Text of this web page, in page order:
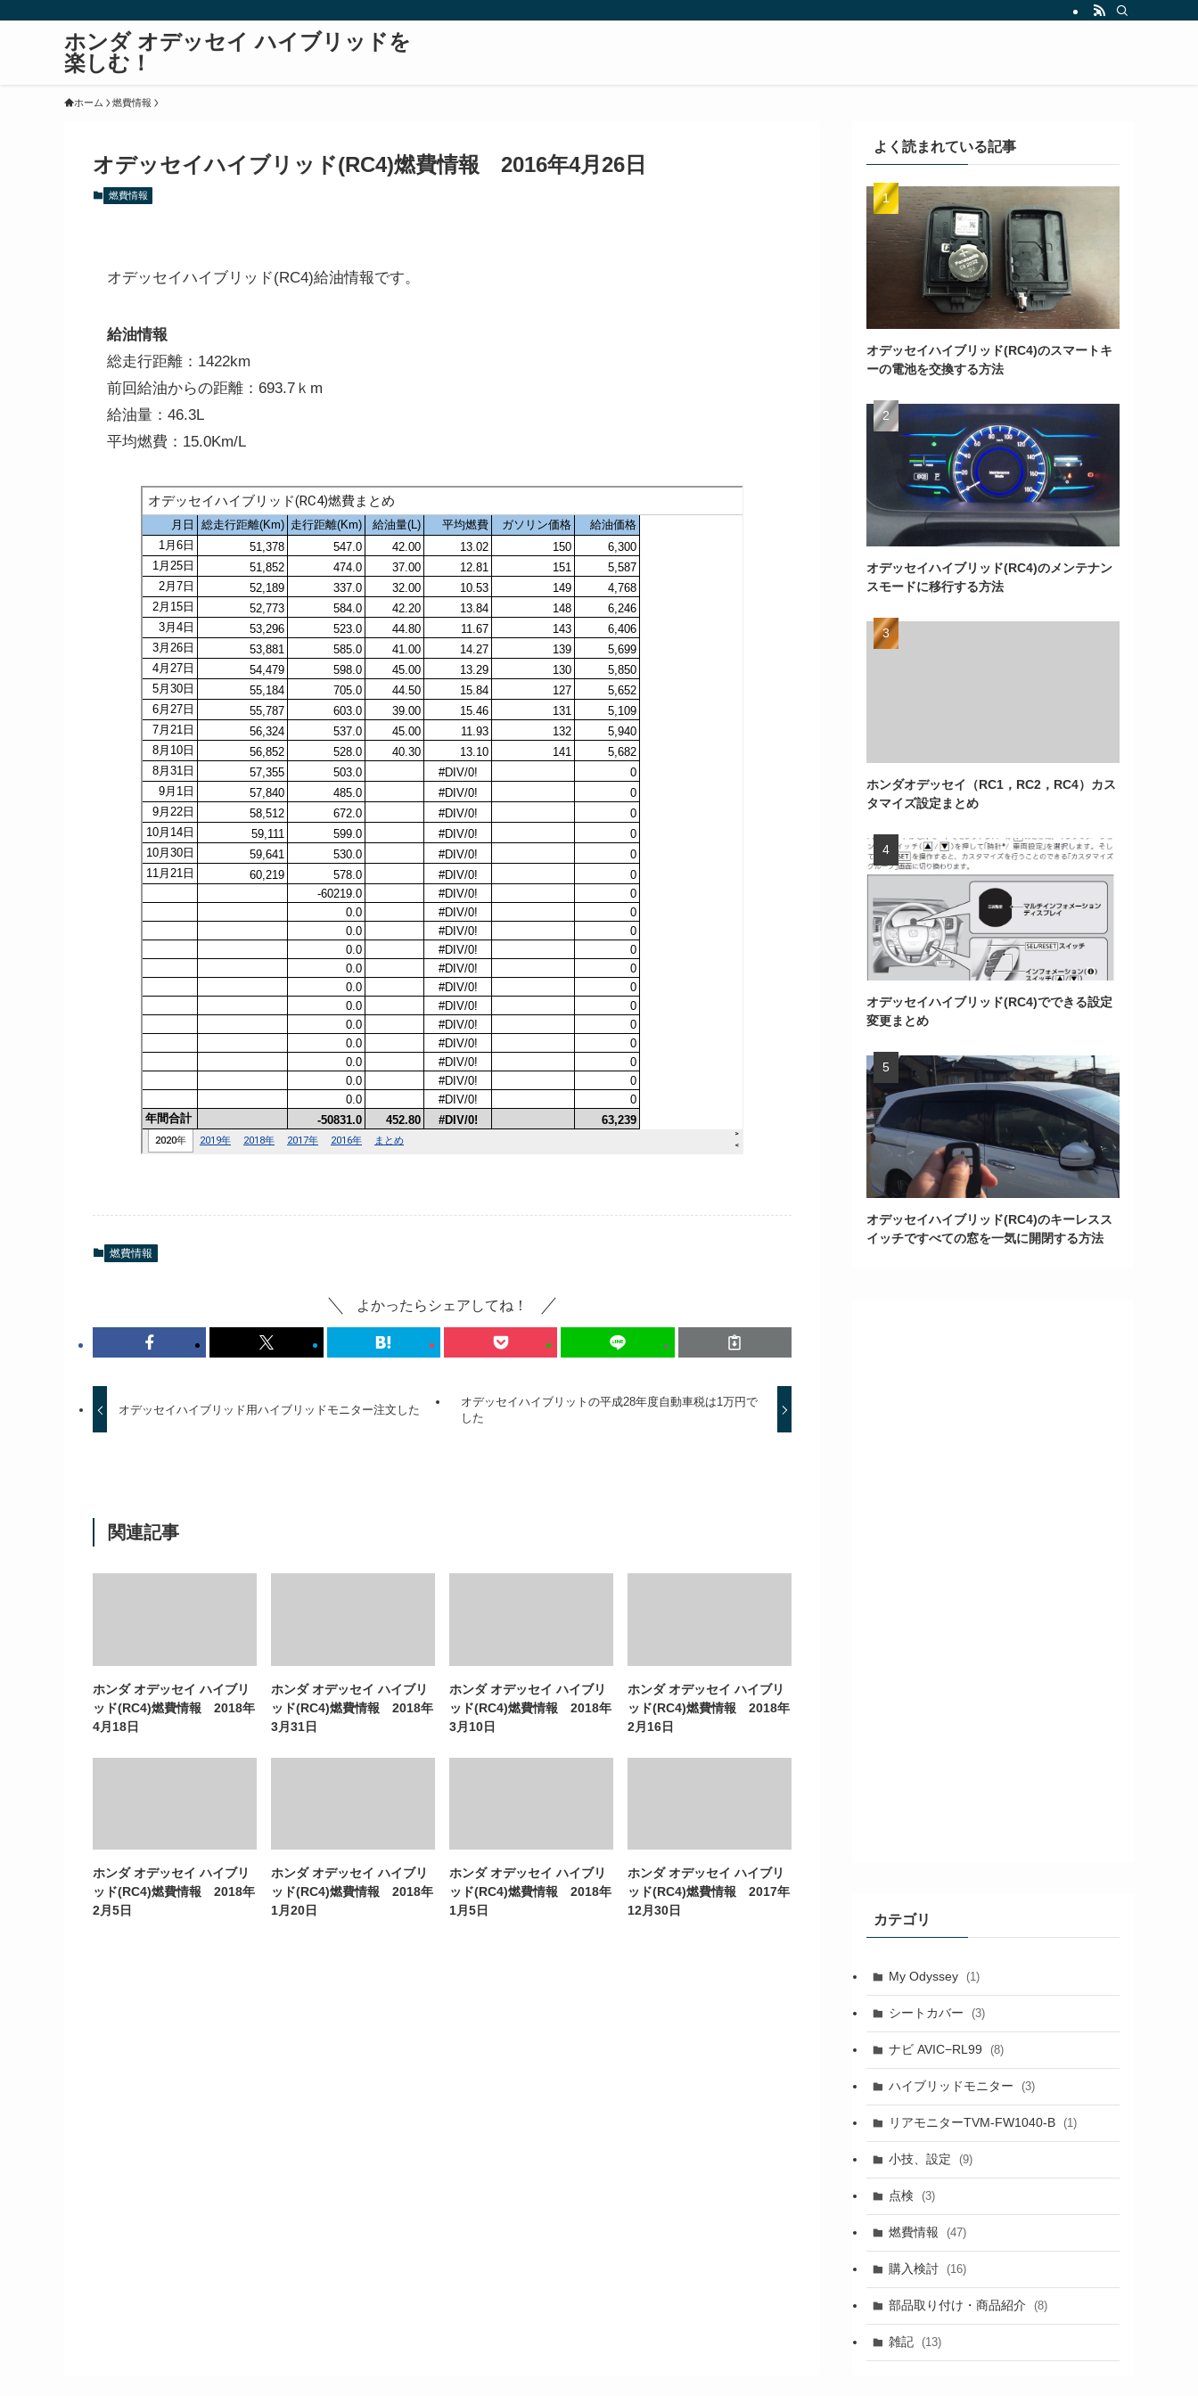
ホンダ オデッセイ ハイブリッドを
楽しむ！
ホーム 燃費情報
オデッセイハイブリッド(RC4)燃費情報 2016年4月26日
燃費情報
オデッセイハイブリッド(RC4)給油情報です。
給油情報
総走行距離：1422km
前回給油からの距離：693.7ｋm
給油量：46.3L
平均燃費：15.0Km/L
燃費情報
よかったらシェアしてね！
オデッセイハイブリッド用ハイブリッドモニター注文した
オデッセイハイブリットの平成28年度自動車税は1万円で
した
関連記事
ホンダ オデッセイ ハイブリ
ッド(RC4)燃費情報 2018年
4月18日
ホンダ オデッセイ ハイブリ
ッド(RC4)燃費情報 2018年
3月31日
ホンダ オデッセイ ハイブリ
ッド(RC4)燃費情報 2018年
3月10日
ホンダ オデッセイ ハイブリ
ッド(RC4)燃費情報 2018年
2月16日
ホンダ オデッセイ ハイブリ
ッド(RC4)燃費情報 2018年
2月5日
ホンダ オデッセイ ハイブリ
ッド(RC4)燃費情報 2018年
1月20日
ホンダ オデッセイ ハイブリ
ッド(RC4)燃費情報 2018年
1月5日
ホンダ オデッセイ ハイブリ
ッド(RC4)燃費情報 2017年
12月30日
よく読まれている記事
オデッセイハイブリッド(RC4)のスマートキ
ーの電池を交換する方法
オデッセイハイブリッド(RC4)のメンテナン
スモードに移行する方法
ホンダオデッセイ（RC1，RC2，RC4）カス
タマイズ設定まとめ
オデッセイハイブリッド(RC4)でできる設定
変更まとめ
オデッセイハイブリッド(RC4)のキーレスス
イッチですべての窓を一気に開閉する方法
カテゴリ
My Odyssey (1)
シートカバー (3)
ナビ AVIC−RL99 (8)
ハイブリッドモニター (3)
リアモニターTVM-FW1040-B (1)
小技、設定 (9)
点検 (3)
燃費情報 (47)
購入検討 (16)
部品取り付け・商品紹介 (8)
雑記 (13)